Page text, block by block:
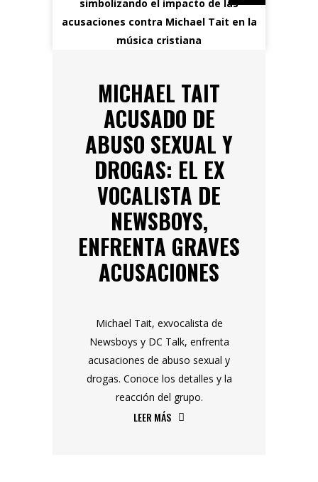
MICHAEL TAIT
ACUSADO DE
ABUSO SEXUAL Y
DROGAS: EL EX
VOCALISTA DE
NEWSBOYS,
ENFRENTA GRAVES
ACUSACIONES
Michael Tait, exvocalista de
Newsboys y DC Talk, enfrenta
acusaciones de abuso sexual y
drogas. Conoce los detalles y la
reacción del grupo.
LEER MÁS